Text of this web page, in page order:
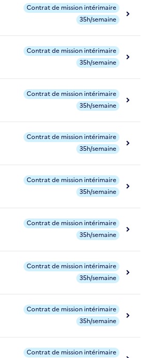
Contrat de mission intérimaire
35h/semaine
Contrat de mission intérimaire
35h/semaine
Contrat de mission intérimaire
35h/semaine
Contrat de mission intérimaire
35h/semaine
Contrat de mission intérimaire
35h/semaine
Contrat de mission intérimaire
35h/semaine
Contrat de mission intérimaire
35h/semaine
Contrat de mission intérimaire
35h/semaine
Contrat de mission intérimaire